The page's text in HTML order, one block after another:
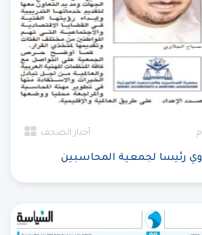
أخبار الصحف
رئيسا لجمعية المحاسبين